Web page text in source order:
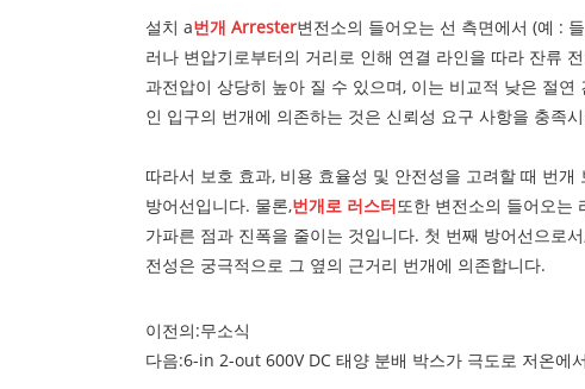
설치 a번개 Arrester변전소의 들어오는 선 측면에서 (예 :
러나 변압기로부터의 거리로 인해 연결 라인을 따라 잔류
과전압이 상당히 높아 질 수 있으며, 이는 비교적 낮은 절
인 입구의 번개에 의존하는 것은 신뢰성 요구 사항을 충족
따라서 보호 효과, 비용 효율성 및 안전성을 고려할 때 번
방어선입니다. 물론,번개로 러스터또한 변전소의 들어오는
가파른 점과 진폭을 줄이는 것입니다. 첫 번째 방어선으로
전성은 궁극적으로 그 옆의 근거리 번개에 의존합니다.
이전의:무소식
다음:6-in 2-out 600V DC 태양 분배 박스가 극도로 저온에